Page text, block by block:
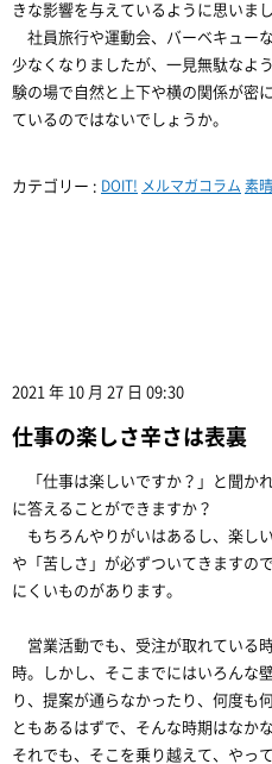
きな影響を与えているように思いまし
社員旅行や運動会、バーベキュー
少なくなりましたが、一見無駄なよ
験の場で自然と上下や横の関係が密
ているのではないでしょうか。
カテゴリー : DOIT! メルマガコラム 素
2021 年 10 月 27 日 09:30
仕事の楽しさ辛さは表裏
「仕事は楽しいですか？」と聞か
に答えることができますか？
もちろんやりがいはあるし、楽し
や「苦しさ」が必ずついてきますの
にくいものがあります。
営業活動でも、受注が取れている
時。しかし、そこまでにはいろんな
り、提案が通らなかったり、何度も
ともあるはずで、そんな時期はなか
それでも、そこを乗り越えて、やっ